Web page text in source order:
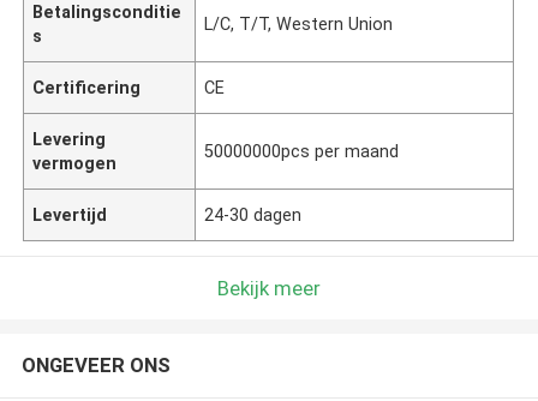
Betalingsconditie
s
L/C, T/T, Western Union
Certificering CE
Levering
vermogen
50000000pcs per maand
Levertijd 24-30 dagen
Bekijk meer
ONGEVEER ONS